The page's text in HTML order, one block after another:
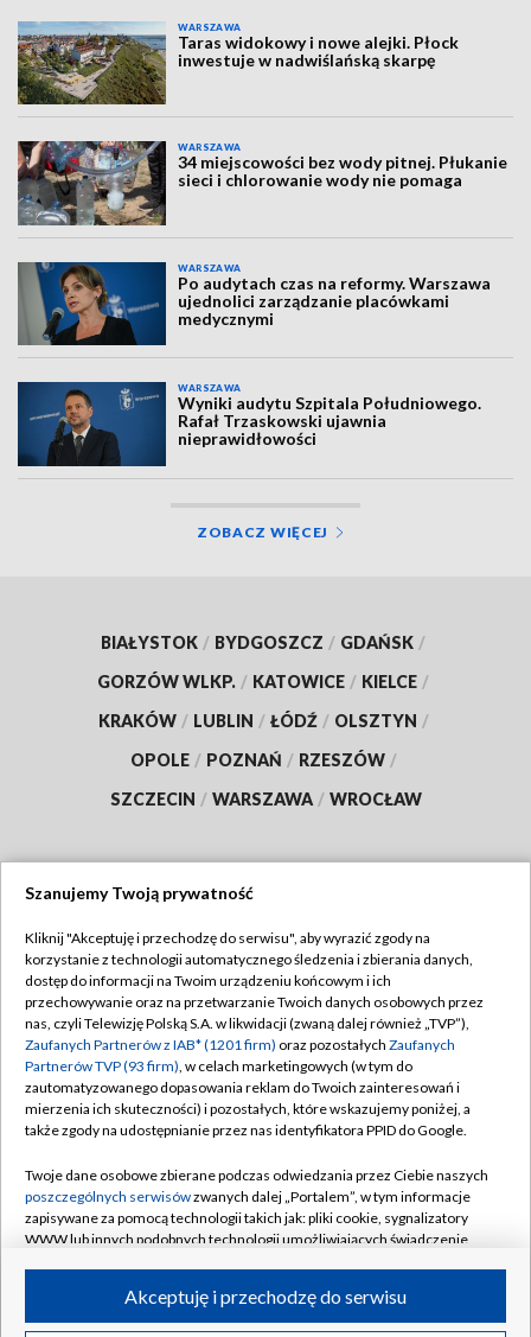
WARSZAWA
Taras widokowy i nowe alejki. Płock
inwestuje w nadwiślańską skarpę
WARSZAWA
34 miejscowości bez wody pitnej. Płukanie
sieci i chlorowanie wody nie pomaga
WARSZAWA
Po audytach czas na reformy. Warszawa
ujednolici zarządzanie placówkami
medycznymi
WARSZAWA
Wyniki audytu Szpitala Południowego.
Rafał Trzaskowski ujawnia
nieprawidłowości
ZOBACZ WIĘCEJ
BIAŁYSTOK / BYDGOSZCZ / GDAŃSK /
GORZÓW WLKP. / KATOWICE / KIELCE /
KRAKÓW / LUBLIN / ŁÓDŹ / OLSZTYN /
OPOLE / POZNAŃ / RZESZÓW /
SZCZECIN / WARSZAWA / WROCŁAW
TVP
Abonament TVP
Emisja w TVP
Centrum informacji TVP
Naziemna Telewizja Cyfrowa
Rada Programowa
System NOS
Informacje o nadawcy
Program dla prasy
Regulamin TVP
Polityka prywatności
Moje zgody
Pomoc
Kontakt
Kanały
©2026 Telewizja Polska S.A. w likwidacji
Szanujemy Twoją prywatność
Kliknij "Akceptuję i przechodzę do serwisu", aby wyrazić zgody na
korzystanie z technologii automatycznego śledzenia i zbierania danych,
dostęp do informacji na Twoim urządzeniu końcowym i ich
przechowywanie oraz na przetwarzanie Twoich danych osobowych przez
nas, czyli Telewizję Polską S.A. w likwidacji (zwaną dalej również „TVP”),
Zaufanych Partnerów z IAB* (1201 firm) oraz pozostałych Zaufanych
Partnerów TVP (93 firm), w celach marketingowych (w tym do
zautomatyzowanego dopasowania reklam do Twoich zainteresowań i
mierzenia ich skuteczności) i pozostałych, które wskazujemy poniżej, a
także zgody na udostępnianie przez nas identyfikatora PPID do Google.
Twoje dane osobowe zbierane podczas odwiedzania przez Ciebie naszych
poszczególnych serwisówzwanych dalej „Portalem”, w tym informacje
zapisywane za pomocą technologii takich jak: pliki cookie, sygnalizatory
WWW lub innych podobnych technologii umożliwiających świadczenie
ruchu w Internecie.Akceptuję i przechodzę do serwisu